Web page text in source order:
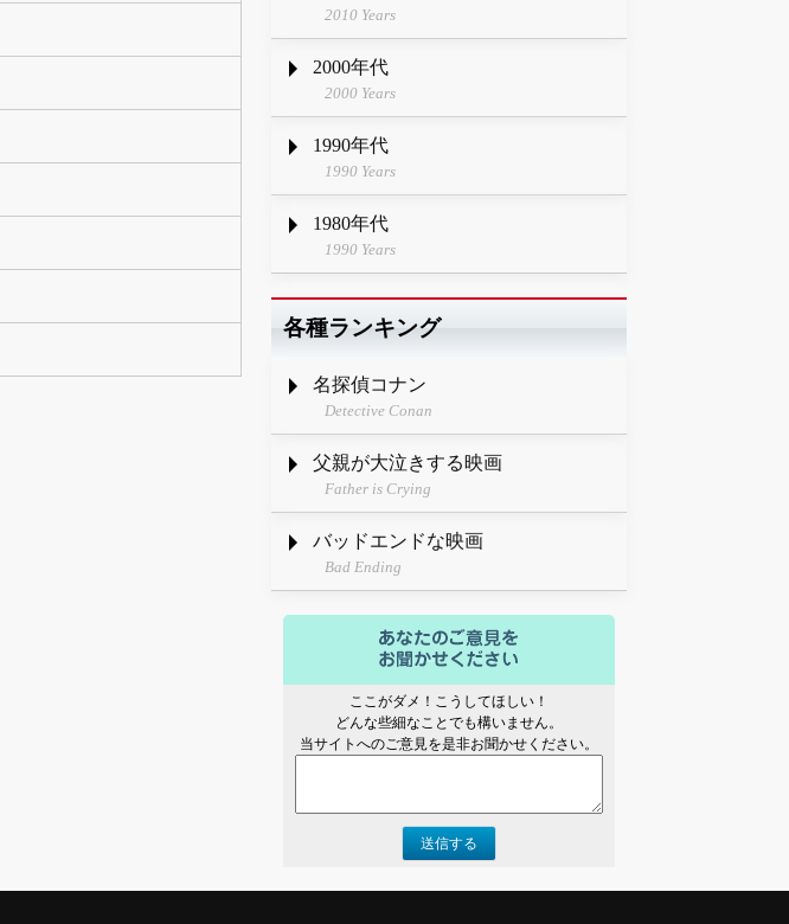
2010 Years
2000年代
2000 Years
1990年代
1990 Years
1980年代
1990 Years
各種ランキング
名探偵コナン
Detective Conan
父親が大泣きする映画
Father is Crying
バッドエンドな映画
Bad Ending
ここがダメ！こうしてほしい！
どんな些細なことでも構いません。
当サイトへのご意見を是非お聞かせください。
送信する